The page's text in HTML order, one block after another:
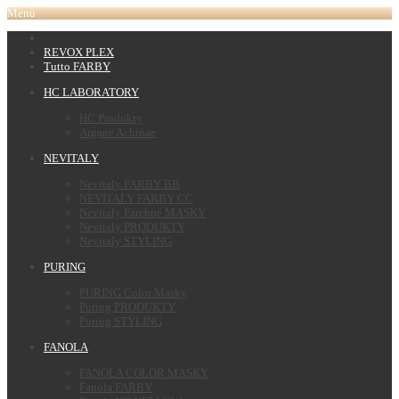
Menu
REVOX PLEX
Tutto FARBY
HC LABORATORY
HC Produkty
Argane Achinae
NEVITALY
Nevitaly FARBY BB
NEVITALY FARBY CC
Nevitaly Farebné MASKY
Nevitaly PRODUKTY
Nevitaly STYLING
PURING
PURING Color Masky
Puring PRODUKTY
Puring STYLING
FANOLA
FANOLA COLOR MASKY
Fanola FARBY